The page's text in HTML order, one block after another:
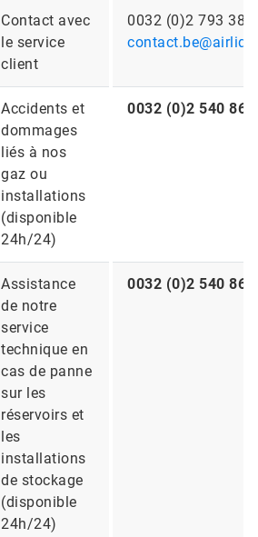
Contact avec
le service
client
0032 (0)2 793
Accidents et
dommages
liés à nos
gaz ou
installations
(disponible
24h/24)
0032 (0)2 540
Assistance
de notre
service
technique en
cas de panne
sur les
réservoirs et
les
installations
de stockage
(disponible
24h/24)
0032 (0)2 540